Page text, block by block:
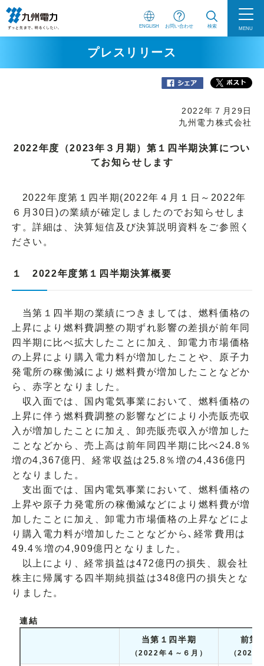
ENGLISH お問い合わせ 検索 MENU
プレスリリース
2022年７月29日
九州電力株式会社
2022年度（2023年３月期）第１四半期決算につい
てお知らせします
2022年度第１四半期(2022年４月１日～2022年
６月30日)の業績が確定しましたのでお知らせしま
す。詳細は、決算短信及び決算説明資料をご参照く
ださい。
１ 2022年度第１四半期決算概要
当第１四半期の業績につきましては、燃料価格の
上昇により燃料費調整の期ずれ影響の差損が前年同
四半期に比べ拡大したことに加え、卸電力市場価格
の上昇により購入電力料が増加したことや、原子力
発電所の稼働減により燃料費が増加したことなどか
ら、赤字となりました。
収入面では、国内電気事業において、燃料価格の
上昇に伴う燃料費調整の影響などにより小売販売収
入が増加したことに加え、卸売販売収入が増加した
ことなどから、売上高は前年同四半期に比べ24.8％
増の4,367億円、経常収益は25.8％増の4,436億円
となりました。
支出面では、国内電気事業において、燃料価格の
上昇や原子力発電所の稼働減などにより燃料費が増
加したことに加え、卸電力市場価格の上昇などによ
り購入電力料が増加したことなどから､経常費用は
49.4％増の4,909億円となりました。
以上により、経常損益は472億円の損失、親会社
株主に帰属する四半期純損益は348億円の損失とな
りました。
連結
当第１四半期
（2022年４～６月）
前第
（2021